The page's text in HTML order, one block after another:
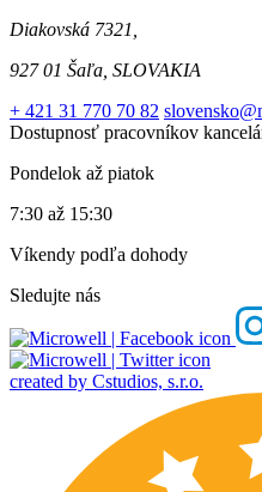
Diakovská 7321,
927 01 Šaľa, SLOVAKIA
+ 421 31 770 70 82
Dostupnosť pracovníkov
Pondelok až piatok
7:30 až 15:30
Víkendy podľa dohody
Sledujte nás
created by Cstudios, s.r.o.